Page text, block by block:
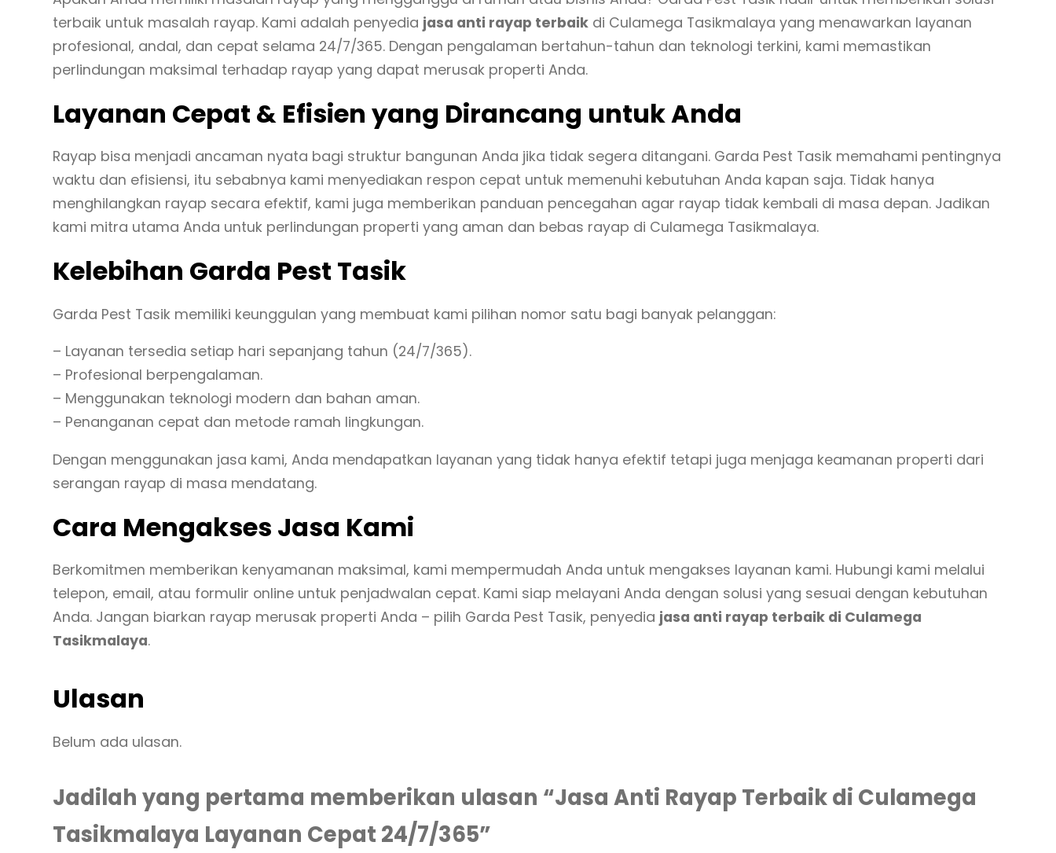
terbaik untuk masalah rayap. Kami adalah penyedia jasa anti rayap terbaik di Culamega Tasikmalaya yang menawarkan layanan
profesional, andal, dan cepat selama 24/7/365. Dengan pengalaman bertahun-tahun dan teknologi terkini, kami memastikan
perlindungan maksimal terhadap rayap yang dapat merusak properti Anda.
Layanan Cepat & Efisien yang Dirancang untuk Anda
Rayap bisa menjadi ancaman nyata bagi struktur bangunan Anda jika tidak segera ditangani. Garda Pest Tasik memahami pentingnya
waktu dan efisiensi, itu sebabnya kami menyediakan respon cepat untuk memenuhi kebutuhan Anda kapan saja. Tidak hanya
menghilangkan rayap secara efektif, kami juga memberikan panduan pencegahan agar rayap tidak kembali di masa depan. Jadikan
kami mitra utama Anda untuk perlindungan properti yang aman dan bebas rayap di Culamega Tasikmalaya.
Kelebihan Garda Pest Tasik
Garda Pest Tasik memiliki keunggulan yang membuat kami pilihan nomor satu bagi banyak pelanggan:
– Layanan tersedia setiap hari sepanjang tahun (24/7/365).
– Profesional berpengalaman.
– Menggunakan teknologi modern dan bahan aman.
– Penanganan cepat dan metode ramah lingkungan.
Dengan menggunakan jasa kami, Anda mendapatkan layanan yang tidak hanya efektif tetapi juga menjaga keamanan properti dari
serangan rayap di masa mendatang.
Cara Mengakses Jasa Kami
Berkomitmen memberikan kenyamanan maksimal, kami mempermudah Anda untuk mengakses layanan kami. Hubungi kami melalui
telepon, email, atau formulir online untuk penjadwalan cepat. Kami siap melayani Anda dengan solusi yang sesuai dengan kebutuhan
Anda. Jangan biarkan rayap merusak properti Anda – pilih Garda Pest Tasik, penyedia jasa anti rayap terbaik di Culamega
Tasikmalaya.
Ulasan
Belum ada ulasan.
Jadilah yang pertama memberikan ulasan “Jasa Anti Rayap Terbaik di Culamega
Tasikmalaya Layanan Cepat 24/7/365”